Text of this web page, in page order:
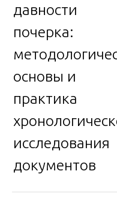
давности
почерка:
основы и
практика
исследования
документов